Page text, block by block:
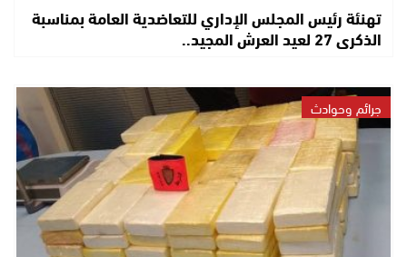
تهنئة رئيس المجلس الإداري للتعاضدية العامة بمناسبة
الذكرى 27 لعيد العرش المجيد..
جرائم وحوادث